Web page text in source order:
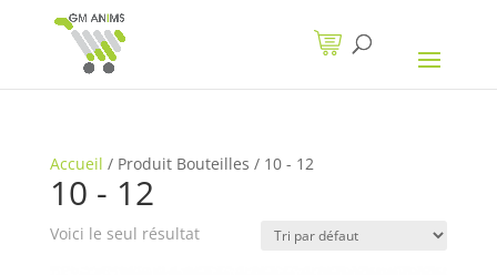
Accueil / Produit Bouteilles / 10 - 12
10 - 12
Voici le seul résultat